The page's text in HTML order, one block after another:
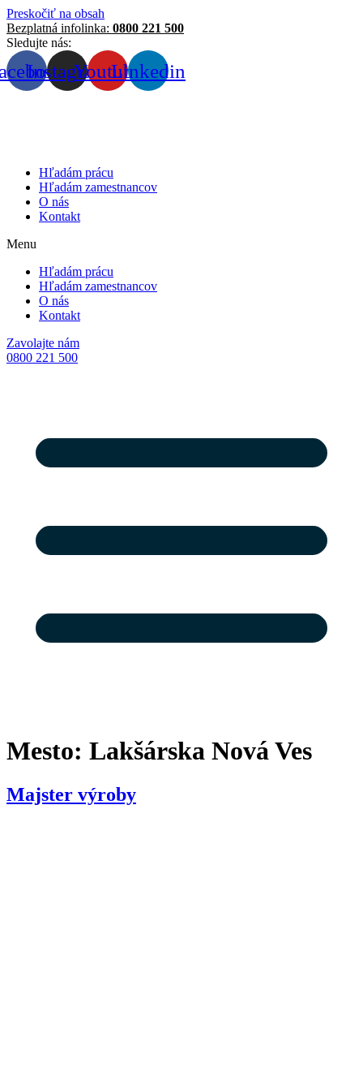
Preskočiť na obsah
Bezplatná infolinka: 0800 221 500
Sledujte nás:
InstagramYoutubeLinkedin
Hľadám prácu
Hľadám zamestnancov
O nás
Kontakt
Menu
Hľadám prácu
Hľadám zamestnancov
O nás
Kontakt
Zavolajte nám
0800 221 500
Mesto: Lakšárska Nová Ves
Majster výroby